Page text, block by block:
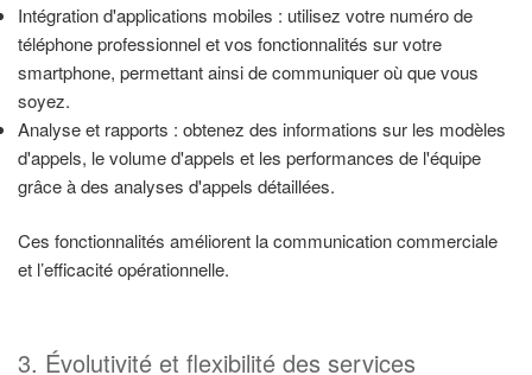
Intégration d'applications mobiles : utilisez votre numéro de
téléphone professionnel et vos fonctionnalités sur votre
smartphone, permettant ainsi de communiquer où que vous
soyez.
Analyse et rapports : obtenez des informations sur les modèles
d'appels, le volume d'appels et les performances de l'équipe
grâce à des analyses d'appels détaillées.
Ces fonctionnalités améliorent la communication commerciale
et l’efficacité opérationnelle.
3. Évolutivité et flexibilité des services